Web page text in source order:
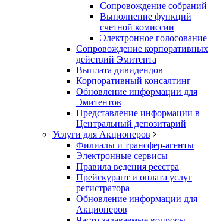
Сопровождение собраний
Выполнение функций
счетной комиссии
Электронное голосование
Сопровождение корпоративных
действий Эмитента
Выплата дивидендов
Корпоративный консалтинг
Обновление информации для
Эмитентов
Представление информации в
Центральный депозитарий
Услуги для Акционеров
Филиалы и трансфер-агенты
Электронные сервисы
Правила ведения реестра
Прейскурант и оплата услуг
регистратора
Обновление информации для
Акционеров